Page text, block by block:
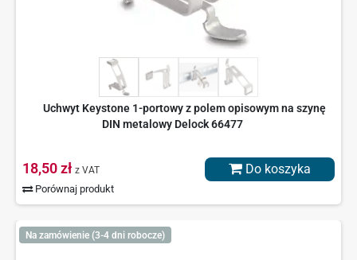
Uchwyt Keystone 1-portowy z polem opisowym na szynę
DIN metalowy Delock 66477
18,50 zł z VAT
Porównaj produkt
Do koszyka
Na zamówienie (3-4 dni robocze)